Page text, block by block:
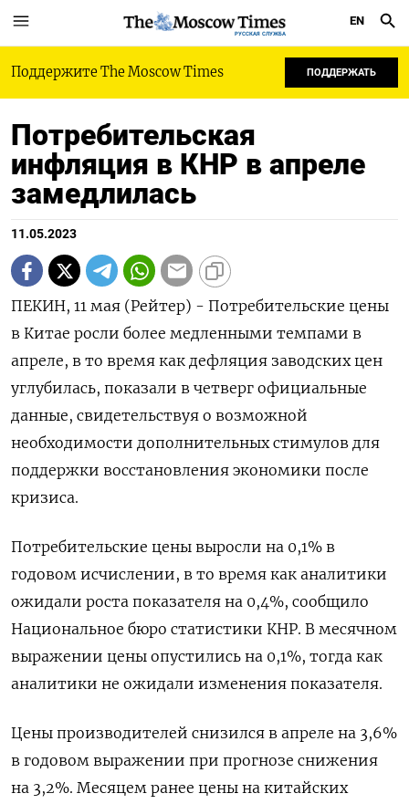
РУССКАЯ СЛУЖБА
EN
Поддержите The Moscow Times ПОДДЕРЖАТЬ
Потребительская
инфляция в КНР в апреле
замедлилась
11.05.2023
ПЕКИН, 11 мая (Рейтер) - Потребительские цены
в Китае росли более медленными темпами в
апреле, в то время как дефляция заводских цен
углубилась, показали в четверг официальные
данные, свидетельствуя о возможной
необходимости дополнительных стимулов для
поддержки восстановления экономики после
кризиса.
Потребительские цены выросли на 0,1% в
годовом исчислении, в то время как аналитики
ожидали роста показателя на 0,4%, сообщило
Национальное бюро статистики КНР. В месячном
выражении цены опустились на 0,1%, тогда как
аналитики не ожидали изменения показателя.
Цены производителей снизился в апреле на 3,6%
в годовом выражении при прогнозе снижения
на 3,2%. Месяцем ранее цены на китайских